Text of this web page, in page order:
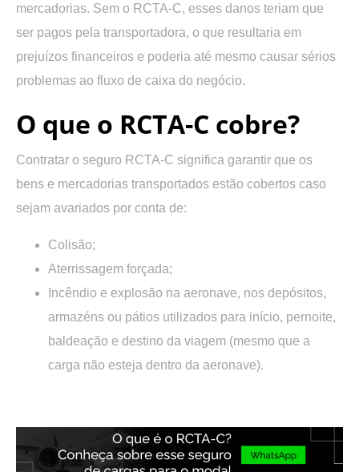
mercadorias. Sem o RCTA-C, esses danos teriam que
ser pagos pela transportadora, o que resultaria em
prejuízos financeiros e poderia até mesmo causar sérios
problemas ao fluxo de caixa do negócio.
O que o RCTA-C cobre?
Contratar o seguro RCTA-C significa garantir que os
bens e mercadorias transportados estão cobertos caso
sejam avariados por conta de:
Colisão;
Aterrissagem forçada;
Incêndio e explosão na aeronave, nos depósitos,
armazéns ou pátios utilizados para início, pernoite,
baldeação e destino da viagem (mesmo que a
carga não esteja dentro da aeronave).